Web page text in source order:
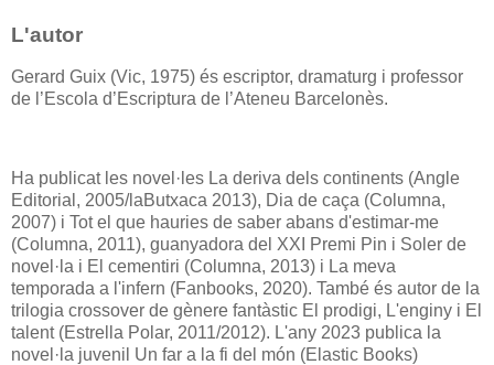
L'autor
Gerard Guix (Vic, 1975) és escriptor, dramaturg i professor
de l’Escola d’Escriptura de l’Ateneu Barcelonès.
Ha publicat les novel·les La deriva dels continents (Angle
Editorial, 2005/laButxaca 2013), Dia de caça (Columna,
2007) i Tot el que hauries de saber abans d'estimar-me
(Columna, 2011), guanyadora del XXI Premi Pin i Soler de
novel·la i El cementiri (Columna, 2013) i La meva
temporada a l'infern (Fanbooks, 2020). També és autor de la
trilogia crossover de gènere fantàstic El prodigi, L'enginy i El
talent (Estrella Polar, 2011/2012). L'any 2023 publica la
novel·la juvenil Un far a la fi del món (Elastic Books)